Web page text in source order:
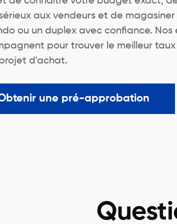
aux vendeurs et de magasiner
ou un duplex avec confiance. Nos
pour trouver le meilleur
d'achat.
une pré-approbation